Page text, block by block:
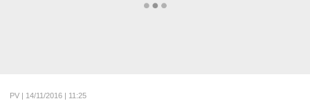
PV | 14/11/2016 | 11:25